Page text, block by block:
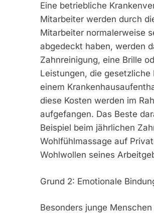
Eine betriebliche
Mitarbeiter werden durch
Mitarbeiter normalerweise
abgedeckt haben, werden
Zahnreinigung, eine Brille
Leistungen, die
einem
diese Kosten werden im
aufgefangen. Das Beste
Beispiel beim jährlichen
Wohlfühlmassage auf
Wohlwollen seines
Grund 2: Emotionale
Besonders junge